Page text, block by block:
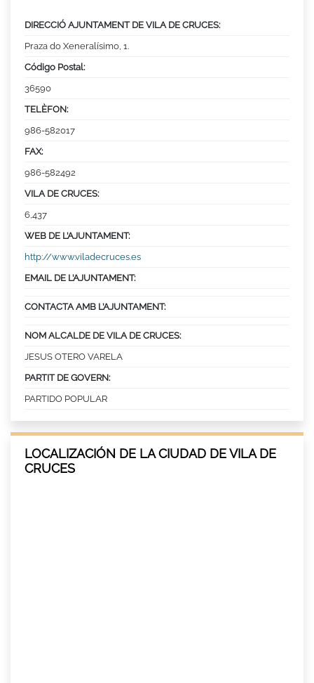
DIRECCIÓ AJUNTAMENT DE VILA DE CRUCES:
Praza do Xeneralísimo, 1.
Código Postal:
36590
TELÈFON:
986-582017
FAX:
986-582492
VILA DE CRUCES:
6,437
WEB DE L’AJUNTAMENT:
http://www.viladecruces.es
EMAIL DE L’AJUNTAMENT:
CONTACTA AMB L’AJUNTAMENT:
NOM ALCALDE DE VILA DE CRUCES:
JESUS OTERO VARELA
PARTIT DE GOVERN:
PARTIDO POPULAR
LOCALIZACIÓN DE LA CIUDAD DE VILA DE
CRUCES